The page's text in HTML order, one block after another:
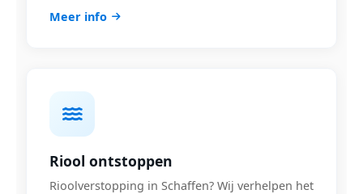
Meer info
Riool ontstoppen
Rioolverstopping in Schaffen? Wij verhelpen het